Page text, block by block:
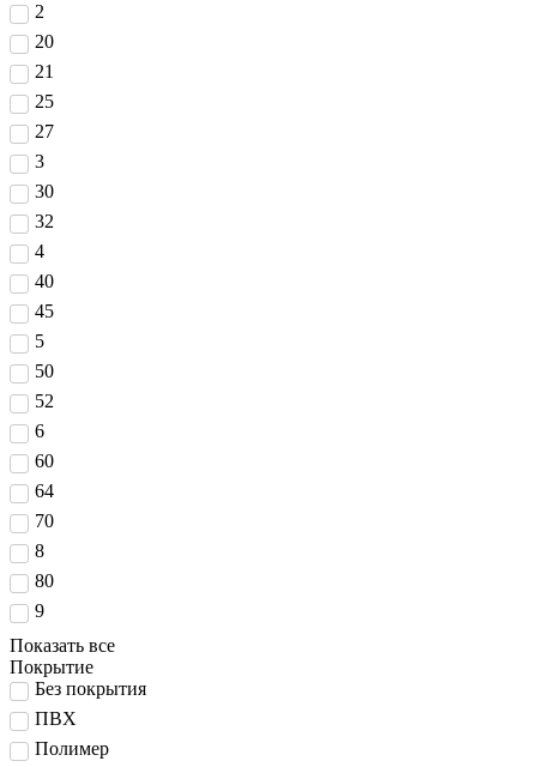
2
20
21
25
27
3
30
32
4
40
45
5
50
52
6
60
64
70
8
80
9
Показать все
Покрытие
Без покрытия
ПВХ
Полимер